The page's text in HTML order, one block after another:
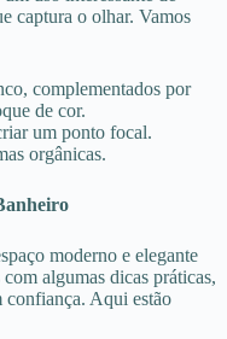
captura o olhar. Vamos
complementados por
de cor.
um ponto focal.
orgânicas.
moderno e elegante
algumas dicas práticas,
confiança. Aqui estão